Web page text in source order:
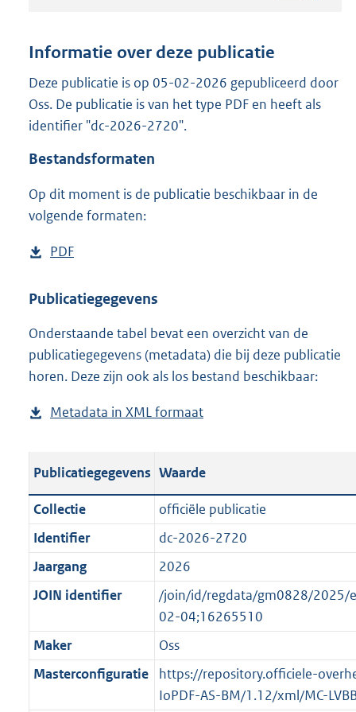
n
s
g
r
e
n
Informatie over deze publicatie
Deze publicatie is op 05-02-2026 gepubliceerd door
Oss. De publicatie is van het type PDF en heeft als
identifier "dc-2026-2720".
Bestandsformaten
Op dit moment is de publicatie beschikbaar in de
volgende formaten:
D
w
l
o
a
p
b
i
c
a
t
i
i
n
f
PDF
s
a
n
d
g
o
t
t
e
:
o
b
e
k
Publicatiegegevens
Onderstaande tabel bevat een overzicht van de
publicatiegegevens (metadata) die bij deze publicatie
horen. Deze zijn ook als los bestand beschikbaar:
Metadata in XML formaat
t
a
n
d
g
r
o
t
t
Publicatiegegevens Waarde
Collectie
officiële publicatie
Identifier
dc-2026-2720
Jaargang
2026
JOIN identifier
/join/id/regdata/gm0828/2025/
02-04;16265510
Maker
Oss
Masterconfiguratie
https://repository.officiele-
IoPDF-AS-BM/1.12/xml/MC-